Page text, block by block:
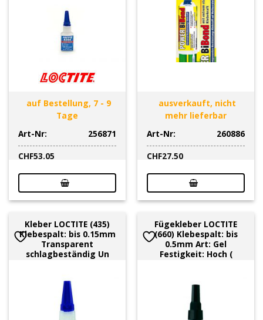
auf Bestellung, 7 - 9
Tage
Art-Nr:
256871
CHF53.05
ausverkauft, nicht
mehr lieferbar
Art-Nr:
260886
CHF27.50
Kleber LOCTITE (435)
Klebespalt: bis 0.15mm
Transparent
schlagbeständig Un
Fügekleber LOCTITE
(660) Klebespalt: bis
0.5mm Art: Gel
Festigkeit: Hoch (